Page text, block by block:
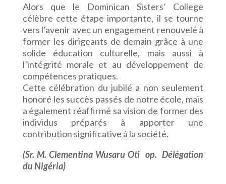
Alors que le Dominican Sisters’ College
célèbre cette étape importante, il se tourne
vers l’avenir avec un engagement renouvelé à
former les dirigeants de demain grâce à une
solide éducation culturelle, mais aussi à
l’intégrité morale et au développement de
compétences pratiques.
Cette célébration du jubilé a non seulement
honoré les succès passés de notre école, mais
a également réaffirmé sa vision de former des
individus préparés à apporter une
contribution significative à la société.
(Sr. M. Clementina Wusaru Oti op. Délégation
du Nigéria)